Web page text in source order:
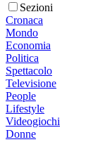
Sezioni
Cronaca
Mondo
Economia
Politica
Spettacolo
Televisione
People
Lifestyle
Videogiochi
Donne